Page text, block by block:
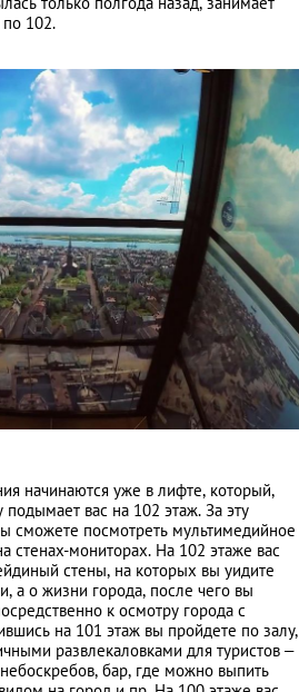
102.
начинаются уже в лифте, который,
подымает вас на 102 этаж. За эту
сможете посмотреть мультимедийное
стенах-мониторах. На 102 этаже вас
стены, на которых вы уидите
а о жизни города, после чего вы
к осмотру города с
на 101 этаж вы пройдете по залу,
развлекаловками для туристов –
бар, где можно выпить